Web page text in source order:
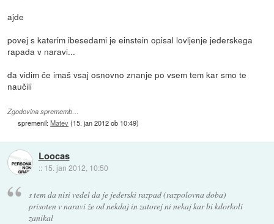
ajde
povej s katerim ibesedami je einstein opisal lovljenje jederskega
rapada v naravi...
da vidim če imaš vsaj osnovno znanje po vsem tem kar smo te
naučili
Zgodovina sprememb…
spremenil:Matev(15. jan 2012 ob 10:49)
Loocas
:: 15. jan 2012, 10:50
s tem da nisi vedel da je jederski razpad (razpolovna doba)
prisoten v naravi že od nekdaj in zatorej ni nekaj kar bi kdorkoli
zanikal